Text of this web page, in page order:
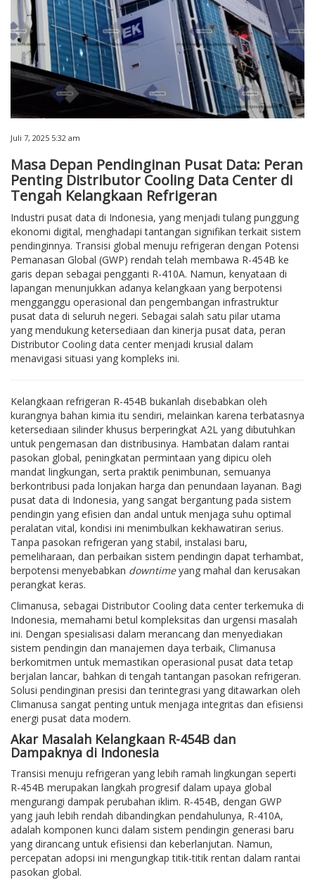
Juli 7, 2025 5:32 am
Masa Depan Pendinginan Pusat Data: Peran
Penting Distributor Cooling Data Center di
Tengah Kelangkaan Refrigeran
Industri pusat data di Indonesia, yang menjadi tulang punggung
ekonomi digital, menghadapi tantangan signifikan terkait sistem
pendinginnya. Transisi global menuju refrigeran dengan Potensi
Pemanasan Global (GWP) rendah telah membawa R-454B ke
garis depan sebagai pengganti R-410A. Namun, kenyataan di
lapangan menunjukkan adanya kelangkaan yang berpotensi
mengganggu operasional dan pengembangan infrastruktur
pusat data di seluruh negeri. Sebagai salah satu pilar utama
yang mendukung ketersediaan dan kinerja pusat data, peran
Distributor Cooling data center menjadi krusial dalam
menavigasi situasi yang kompleks ini.
Kelangkaan refrigeran R-454B bukanlah disebabkan oleh
kurangnya bahan kimia itu sendiri, melainkan karena terbatasnya
ketersediaan silinder khusus berperingkat A2L yang dibutuhkan
untuk pengemasan dan distribusinya. Hambatan dalam rantai
pasokan global, peningkatan permintaan yang dipicu oleh
mandat lingkungan, serta praktik penimbunan, semuanya
berkontribusi pada lonjakan harga dan penundaan layanan. Bagi
pusat data di Indonesia, yang sangat bergantung pada sistem
pendingin yang efisien dan andal untuk menjaga suhu optimal
peralatan vital, kondisi ini menimbulkan kekhawatiran serius.
Tanpa pasokan refrigeran yang stabil, instalasi baru,
pemeliharaan, dan perbaikan sistem pendingin dapat terhambat,
berpotensi menyebabkan downtimeyang mahal dan kerusakan
perangkat keras.
Climanusa, sebagai Distributor Cooling data center terkemuka di
Indonesia, memahami betul kompleksitas dan urgensi masalah
ini. Dengan spesialisasi dalam merancang dan menyediakan
sistem pendingin dan manajemen daya terbaik, Climanusa
berkomitmen untuk memastikan operasional pusat data tetap
berjalan lancar, bahkan di tengah tantangan pasokan refrigeran.
Solusi pendinginan presisi dan terintegrasi yang ditawarkan oleh
Climanusa sangat penting untuk menjaga integritas dan efisiensi
energi pusat data modern.
Akar Masalah Kelangkaan R-454B dan
Dampaknya di Indonesia
Transisi menuju refrigeran yang lebih ramah lingkungan seperti
R-454B merupakan langkah progresif dalam upaya global
mengurangi dampak perubahan iklim. R-454B, dengan GWP
yang jauh lebih rendah dibandingkan pendahulunya, R-410A,
adalah komponen kunci dalam sistem pendingin generasi baru
yang dirancang untuk efisiensi dan keberlanjutan. Namun,
percepatan adopsi ini mengungkap titik-titik rentan dalam rantai
pasokan global.